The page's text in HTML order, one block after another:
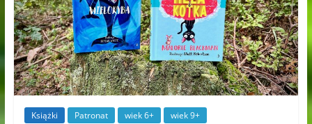
Książki Patronat wiek 6+ wiek 9+